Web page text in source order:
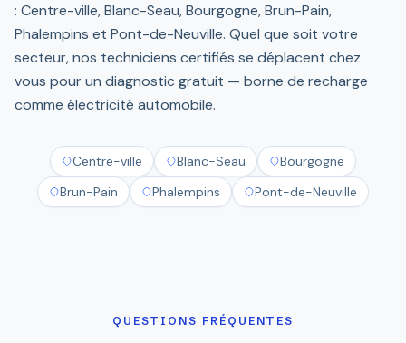
: Centre-ville, Blanc-Seau, Bourgogne, Brun-Pain,
Phalempins et Pont-de-Neuville. Quel que soit votre
secteur, nos techniciens certifiés se déplacent chez
vous pour un diagnostic gratuit — borne de recharge
comme électricité automobile.
Centre-ville Blanc-Seau
Bourgogne
Brun-Pain
Phalempins Pont-de-Neuville
QUESTIONS FRÉQUENTES